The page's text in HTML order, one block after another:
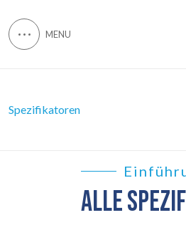
Spezifikatoren
ALLE